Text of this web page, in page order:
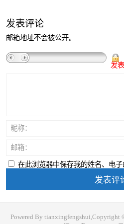
发表评论
邮箱地址不会被公开。
发
昵称：
邮箱：
在此浏览器中保存我的姓名、电子
Powered By tianxingfengshui,Copyright